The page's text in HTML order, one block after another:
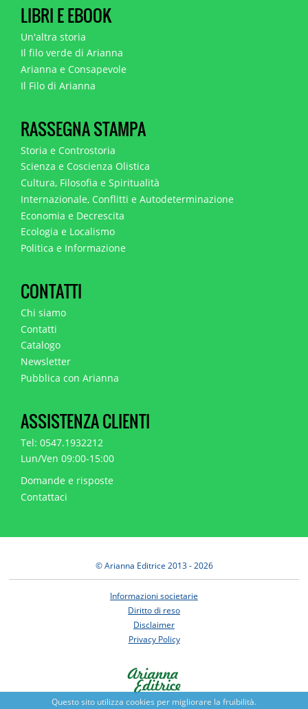
Questo sito utilizza cookies per migliorare la fruibilità.
LIBRI E EBOOK
Un'altra storia
Il filo verde di Arianna
Arianna e Consapevole
Il Filo di Arianna
RASSEGNA STAMPA
Storia e Controstoria
Scienza e Coscienza Olistica
Cultura, Filosofia e Spiritualità
Internazionale, Conflitti e Autodeterminazione
Economia e Decrescita
Ecologia e Localismo
Politica e Informazione
CONTATTI
Chi siamo
Contatti
Catalogo
Newsletter
Pubblica con Arianna
ASSISTENZA CLIENTI
Tel: 0547.1932212
Lun/Ven 09:00-15:00
Domande e risposte
Contattaci
© Arianna Editrice 2013 - 2026
Informazioni societarie
Diritto di reso
Disclaimer
Privacy Policy